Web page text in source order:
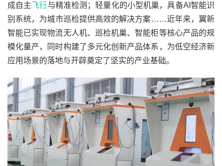
成自主飞行与精准检测；轻量化的小型机巢，具备AI智能识
别系统，为城市巡检提供高效的解决方案……近年来，翼新
智能已实现物流无人机、巡检机巢、智能柜等核心产品的规
模化量产，同时构建了多元化创新产品体系，为低空经济新
应用场景的落地与开辟奠定了坚实的产业基础。